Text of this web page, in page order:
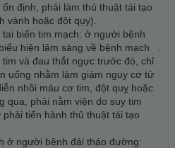
định, phải làm thủ thuật tái tạo
vành hoặc đột qụy).
biến tim mạch: ở người bệnh
hiện lâm sàng về bệnh mạch
và đau thắt ngực trước đó, chỉ
uống nhằm làm giảm nguy cơ tử
nhồi máu cơ tim, đột quỵ hoặc
qua, phải nằm viện do suy tim
tiến hành thủ thuật tái tạo
ở người bệnh đái tháo đường: